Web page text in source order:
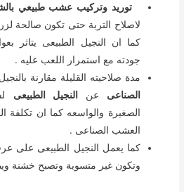
توريد وتركيب عشب طبيعي
لاصلاح التربة حتى تكون صالحة
كما ان النجيل الطبيعى يتاثر
جودته مع استمرار اللعب عليه .
مدة صلاحيته القليلة مقارنة
الصناعى عن النجيل الطبيعى
الصغيرة والواسعه كما ان تكلفة
العشب الصناعى .
كما يعمل النجيل الطبيعى على
وتكون غير متسوية وتصبح خشنة